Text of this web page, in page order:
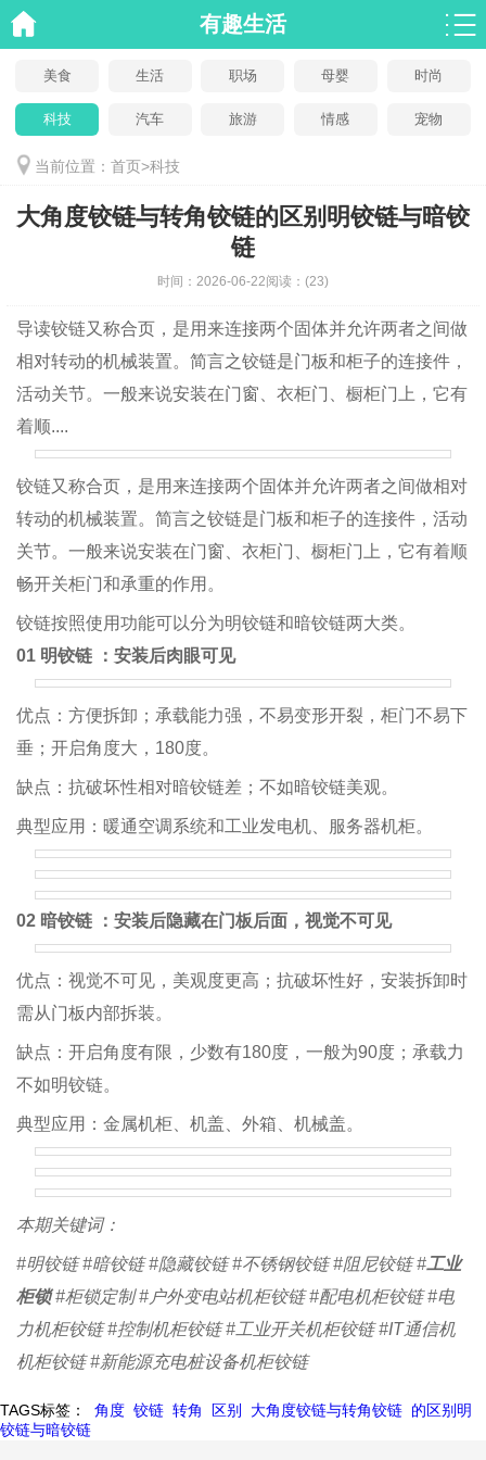
有趣生活
美食 生活 职场 母婴 时尚
科技 汽车 旅游 情感 宠物
当前位置： 首页>科技
大角度铰链与转角铰链的区别明铰链与暗铰
链
时间： 2026-06-22阅读： (23)
导读铰链又称合页，是用来连接两个固体并允许两者之间做
相对转动的机械装置。简言之铰链是门板和柜子的连接件，
活动关节。一般来说安装在门窗、衣柜门、橱柜门上，它有
着顺....
铰链又称合页，是用来连接两个固体并允许两者之间做相对
转动的机械装置。简言之铰链是门板和柜子的连接件，活动
关节。一般来说安装在门窗、衣柜门、橱柜门上，它有着顺
畅开关柜门和承重的作用。
铰链按照使用功能可以分为明铰链和暗铰链两大类。
01 明铰链 ：安装后肉眼可见
优点：方便拆卸；承载能力强，不易变形开裂，柜门不易下
垂；开启角度大，180度。
缺点：抗破坏性相对暗铰链差；不如暗铰链美观。
典型应用：暖通空调系统和工业发电机、服务器机柜。
02 暗铰链 ：安装后隐藏在门板后面，视觉不可见
优点：视觉不可见，美观度更高；抗破坏性好，安装拆卸时
需从门板内部拆装。
缺点：开启角度有限，少数有180度，一般为90度；承载力
不如明铰链。
典型应用：金属机柜、机盖、外箱、机械盖。
本期关键词：
#明铰链 #暗铰链 #隐藏铰链 #不锈钢铰链 #阻尼铰链 #工业
柜锁#柜锁定制 #户外变电站机柜铰链 #配电机柜铰链 #电
力机柜铰链 #控制机柜铰链 #工业开关机柜铰链 #IT通信机
机柜铰链 #新能源充电桩设备机柜铰链
TAGS标签： 角度 铰链 转角 区别 大角度铰链与转角铰链 的区别明
铰链与暗铰链